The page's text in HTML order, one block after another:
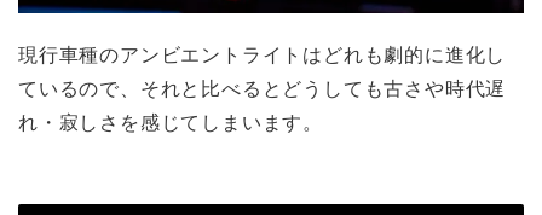
現行車種のアンビエントライトはどれも劇的に進化し
ているので、それと比べるとどうしても古さや時代遅
れ・寂しさを感じてしまいます。